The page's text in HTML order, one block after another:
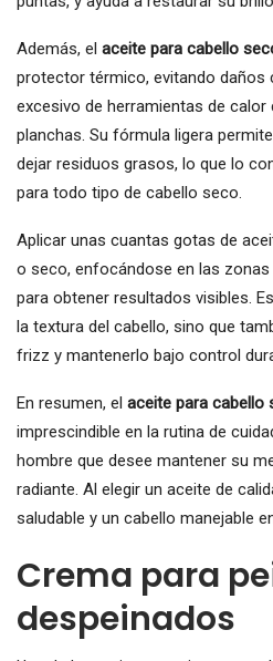
Además, el aceite para cabello
protector térmico, evitando daños
excesivo de herramientas de
planchas. Su fórmula ligera
dejar residuos grasos, lo que lo
para todo tipo de cabello seco.
Aplicar unas cuantas gotas de
o seco, enfocándose en las
para obtener resultados visibles.
la textura del cabello, sino que
frizz y mantenerlo bajo control
En resumen, el aceite para cabello
imprescindible en la rutina de
hombre que desee mantener su
radiante. Al elegir un aceite de
saludable y un cabello manejable
Crema para
despeinados